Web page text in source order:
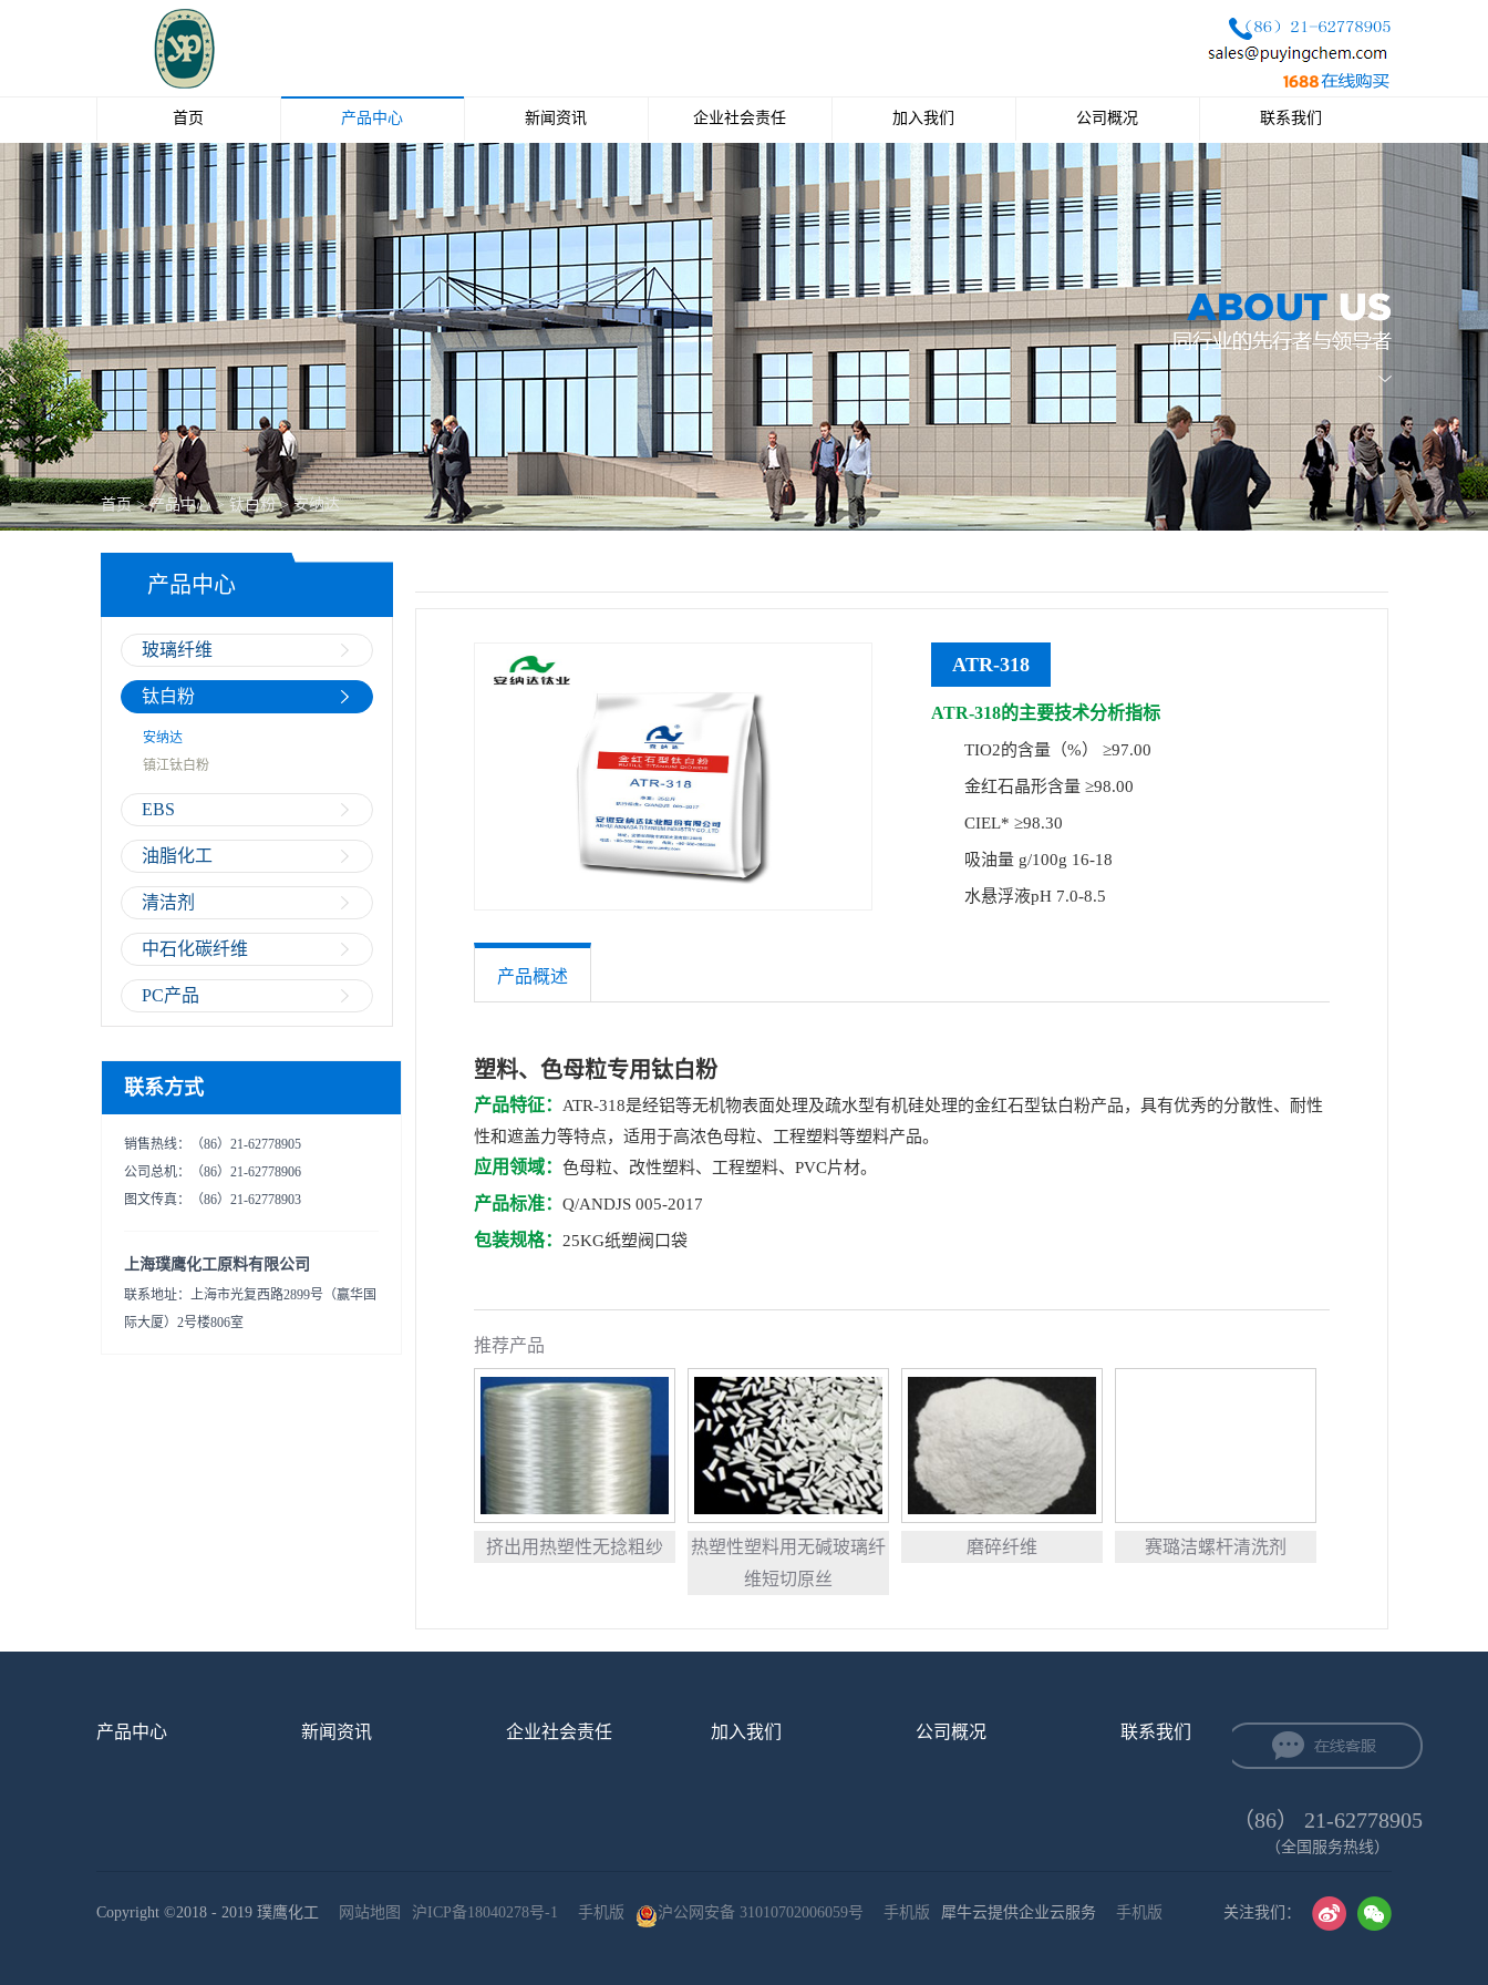
首页 产品中心
玻璃纤维
钛白粉
油脂化工
中石化碳纤维
PC产品
新闻资讯
公司新闻
行业新闻
媒体报道
行业动态
企业社会责任 加入我们
招聘职位
公司概况
公司简介
企业文化
公司荣誉
联系我们
联系方式
首页 > 产品中心 > 钛白粉>安纳达
产品中心
玻璃纤维
钛白粉
安纳达
镇江钛白粉
EBS
油脂化工
清洁剂
中石化碳纤维
PC产品
联系方式
销售热线：（86）21-62778905
公司总机：（86）21-62778906
图文传真：（86）21-62778903
上海璞鹰化工原料有限公司
联系地址：上海市光复西路2899号（赢华国
际大厦）2号楼806室
ATR-318
ATR-318的主要技术分析指标
TIO2的含量（%） ≥97.00
金红石晶形含量 ≥98.00
CIEL* ≥98.30
吸油量 g/100g 16-18
水悬浮液pH 7.0-8.5
无机处理 铝
产品概述
塑料、色母粒专用钛白粉
产品特征：
ATR-318是经铝等无机物表面处理及疏水型有机硅处理的金红石型钛白粉产品，具有优秀的分散性、耐性
性和遮盖力等特点，适用于高浓色母粒、工程塑料等塑料产品。
应用领域： 色母粒、改性塑料、工程塑料、PVC片材。
产品标准： Q/ANDJS 005-2017
包装规格： 25KG纸塑阀口袋
推荐产品
挤出用热塑性无捻粗纱
热塑性塑料用无碱玻璃纤
维短切原丝
磨碎纤维 赛璐洁螺杆清洗剂
产品中心 新闻资讯 企业社会责任 加入我们 公司概况 联系我们
（86） 21-62778905
（全国服务热线）
Copyright ©2018 - 2019 璞鹰化工 网站地图 沪ICP备18040278号-1 手机版 沪公网安备 31010702006059号 手机版 犀牛云提供企业云服务 手机版 关注我们：